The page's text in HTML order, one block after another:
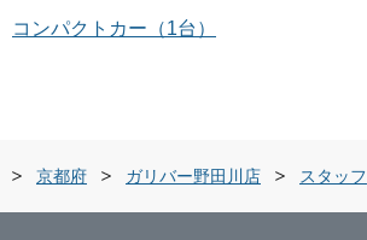
コンパクトカー （1台）
京都府 ガリバー野田川店 スタッフ